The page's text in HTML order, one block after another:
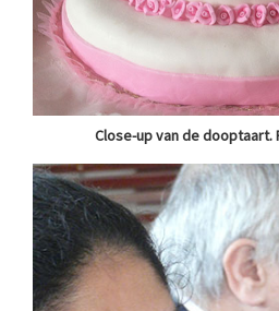
Close-up van de dooptaart.